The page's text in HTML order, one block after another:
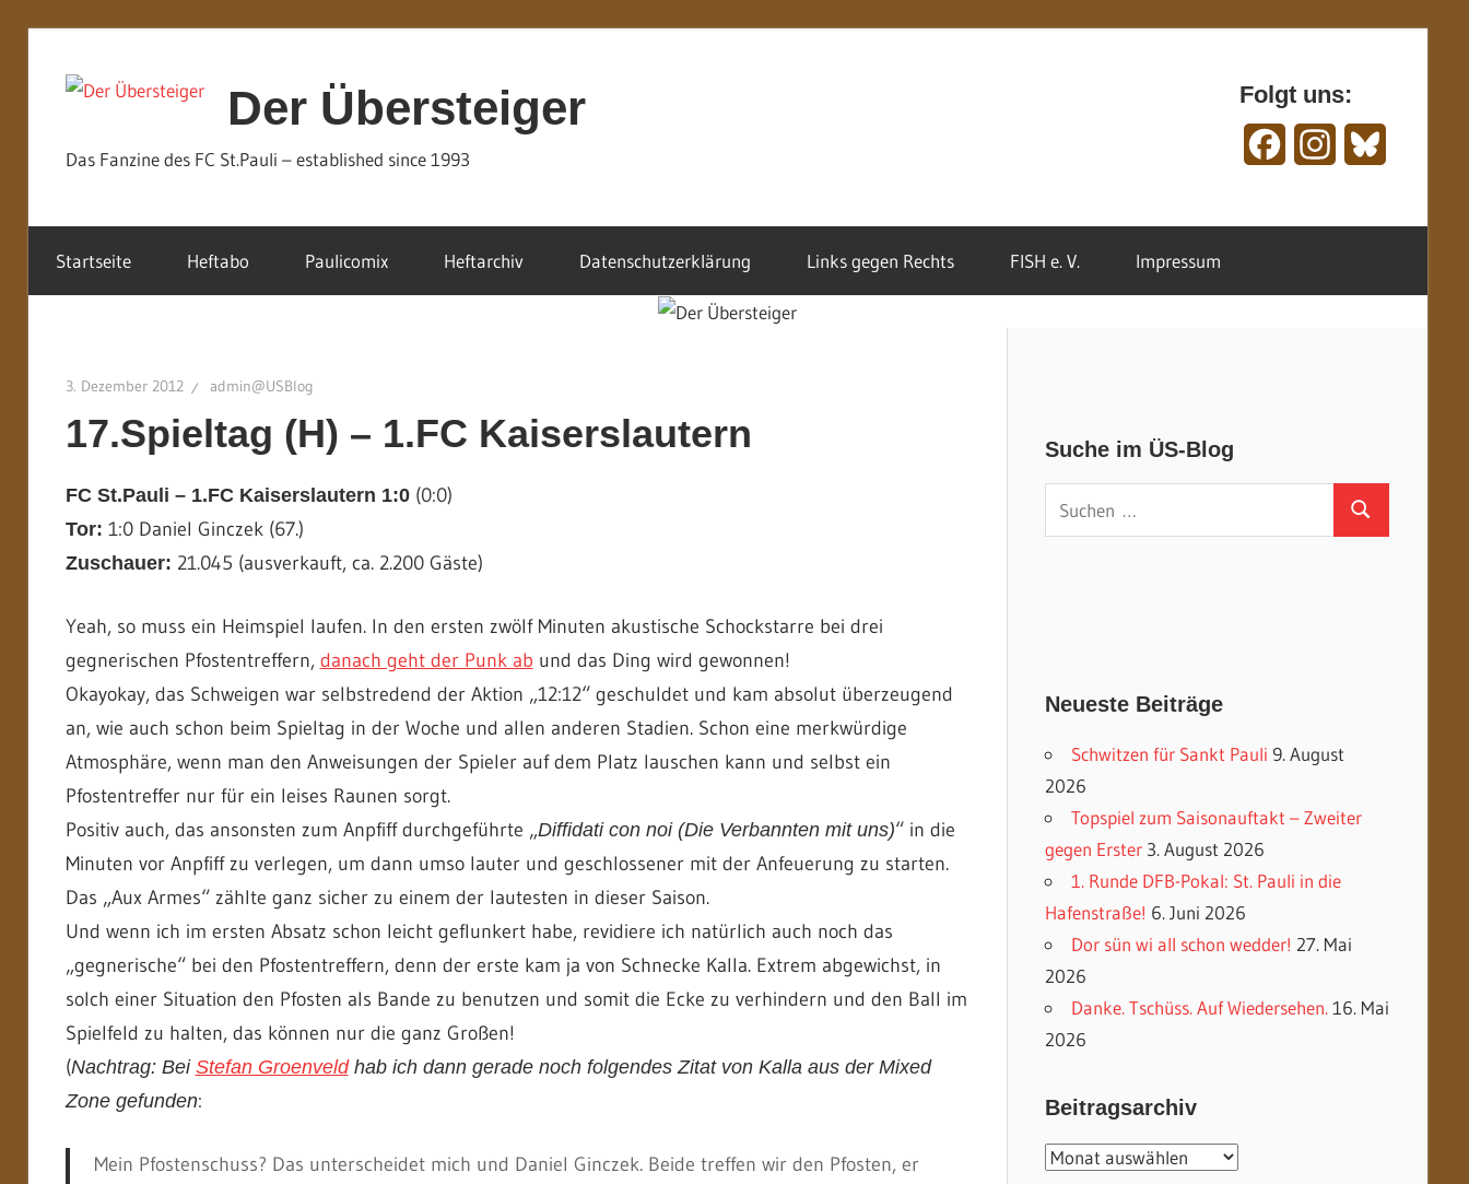
Inhalt
Der Übersteiger
Das Fanzine des FC St.Pauli – established since 1993
Folgt uns:
FacebookInstagram
Startseite Heftabo Paulicomix Heftarchiv Datenschutzerklärung Links gegen Rechts FISH e. V. Impressum
3. Dezember 2012 admin@USBlog
17.Spieltag (H) – 1.FC Kaiserslautern
FC St.Pauli – 1.FC Kaiserslautern 1:0(0:0)
Tor: 1:0 Daniel Ginczek (67.)
Zuschauer: 21.045 (ausverkauft, ca. 2.200 Gäste)
Yeah, so muss ein Heimspiel laufen. In den ersten zwölf Minuten akustische Schockstarre bei drei
gegnerischen Pfostentreffern, danach geht der Punk ab und das Ding wird gewonnen!
Okayokay, das Schweigen war selbstredend der Aktion „12:12“ geschuldet und kam absolut überzeugend
an, wie auch schon beim Spieltag in der Woche und allen anderen Stadien. Schon eine merkwürdige
Atmosphäre, wenn man den Anweisungen der Spieler auf dem Platz lauschen kann und selbst ein
Pfostentreffer nur für ein leises Raunen sorgt.
Positiv auch, das ansonsten zum Anpfiff durchgeführte „Diffidati con noi (Die Verbannten mit uns)“ in die
Minuten vor Anpfiff zu verlegen, um dann umso lauter und geschlossener mit der Anfeuerung zu starten.
Das „Aux Armes“ zählte ganz sicher zu einem der lautesten in dieser Saison.
Und wenn ich im ersten Absatz schon leicht geflunkert habe, revidiere ich natürlich auch noch das
„gegnerische“ bei den Pfostentreffern, denn der erste kam ja von Schnecke Kalla. Extrem abgewichst, in
solch einer Situation den Pfosten als Bande zu benutzen und somit die Ecke zu verhindern und den Ball im
Spielfeld zu halten, das können nur die ganz Großen!
(Nachtrag: Bei Stefan Groenveldhab ich dann gerade noch folgendes Zitat von Kalla aus der Mixed
Zone gefunden:
Mein Pfostenschuss? Das unterscheidet mich und Daniel Ginczek. Beide treffen wir den Pfosten, er
Suche im ÜS-Blog
Suchen
Neueste Beiträge
Schwitzen für Sankt Pauli 9. August
2026
Topspiel zum Saisonauftakt – Zweiter
gegen Erster 3. August 2026
1. Runde DFB-Pokal: St. Pauli in die
Hafenstraße! 6. Juni 2026
Dor sün wi all schon wedder! 27. Mai
2026
Danke. Tschüss. Auf Wiedersehen. 16. Mai
2026
Beitragsarchiv
Beitragsarchiv